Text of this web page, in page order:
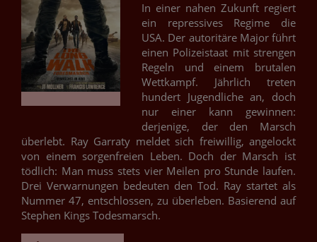
In einer nahen Zukunft regiert
ein repressives Regime die
USA. Der autoritäre Major führt
einen Polizeistaat mit strengen
Regeln und einem brutalen
Wettkampf. Jährlich treten
hundert Jugendliche an, doch
nur einer kann gewinnen:
derjenige, der den Marsch
überlebt. Ray Garraty meldet sich freiwillig, angelockt
von einem sorgenfreien Leben. Doch der Marsch ist
tödlich: Man muss stets vier Meilen pro Stunde laufen.
Drei Verwarnungen bedeuten den Tod. Ray startet als
Nummer 47, entschlossen, zu überleben. Basierend auf
Stephen Kings Todesmarsch.